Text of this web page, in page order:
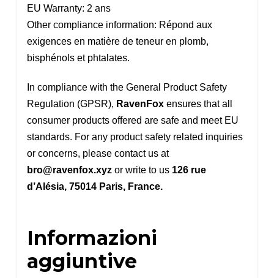
EU Warranty: 2 ans
Other compliance information: Répond aux
exigences en matière de teneur en plomb,
bisphénols et phtalates.
In compliance with the General Product Safety
Regulation (GPSR), RavenFoxensures that all
consumer products offered are safe and meet EU
standards. For any product safety related inquiries
or concerns, please contact us at
bro@ravenfox.xyzor write to us 126 rue
d’Alésia, 75014 Paris, France.
Informazioni
aggiuntive